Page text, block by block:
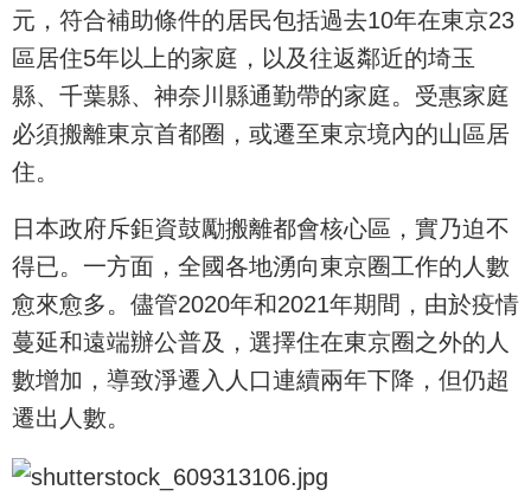
元，符合補助條件的居民包括過去10年在東京23
區居住5年以上的家庭，以及往返鄰近的埼玉
縣、千葉縣、神奈川縣通勤帶的家庭。受惠家庭
必須搬離東京首都圈，或遷至東京境內的山區居
住。
日本政府斥鉅資鼓勵搬離都會核心區，實乃迫不
得已。一方面，全國各地湧向東京圈工作的人數
愈來愈多。儘管2020年和2021年期間，由於疫情
蔓延和遠端辦公普及，選擇住在東京圈之外的人
數增加，導致淨遷入人口連續兩年下降，但仍超
遷出人數。